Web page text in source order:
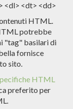
<dl> <dt> <dd>
HTML.
potrebbe
"tag" basilari di
fornisce
sito.
HTML
preferito per